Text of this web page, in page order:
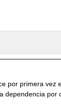
por primera vez
dependencia por